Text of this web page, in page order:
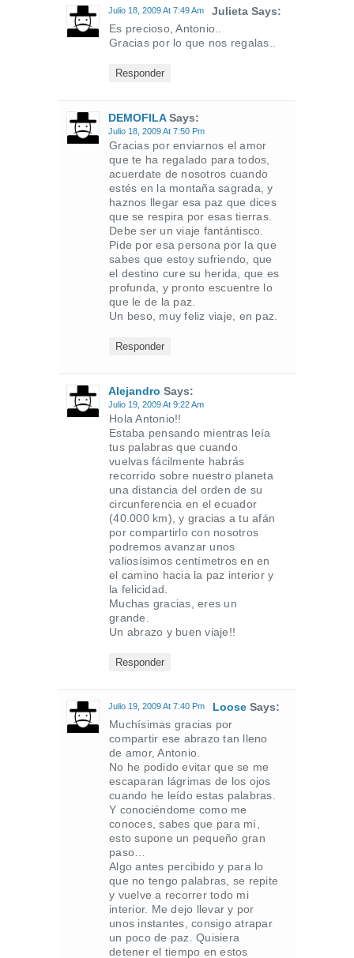
Julieta Says:
Julio 18, 2009 At 7:49 Am
Es precioso, Antonio..
Gracias por lo que nos regalas..
Responder
DEMOFILASays:
Julio 18, 2009 At 7:50 Pm
Gracias por enviarnos el amor
que te ha regalado para todos,
acuerdate de nosotros cuando
estés en la montaña sagrada, y
haznos llegar esa paz que dices
que se respira por esas tierras.
Debe ser un viaje fantántisco.
Pide por esa persona por la que
sabes que estoy sufriendo, que
el destino cure su herida, que es
profunda, y pronto escuentre lo
que le de la paz.
Un beso, muy feliz viaje, en paz.
Responder
Alejandro Says:
Julio 19, 2009 At 9:22 Am
Hola Antonio!!
Estaba pensando mientras leía
tus palabras que cuando
vuelvas fácilmente habrás
recorrido sobre nuestro planeta
una distancia del orden de su
circunferencia en el ecuador
(40.000 km), y gracias a tu afán
por compartirlo con nosotros
podremos avanzar unos
valiosísimos centímetros en en
el camino hacia la paz interior y
la felicidad.
Muchas gracias, eres un
grande.
Un abrazo y buen viaje!!
Responder
Loose Says:
Julio 19, 2009 At 7:40 Pm
Muchísimas gracias por
compartir ese abrazo tan lleno
de amor, Antonio.
No he podido evitar que se me
escaparan lágrimas de los ojos
cuando he leído estas palabras.
Y conociéndome como me
conoces, sabes que para mí,
esto supone un pequeño gran
paso…
Algo antes percibido y para lo
que no tengo palabras, se repite
y vuelve a recorrer todo mi
interior. Me dejo llevar y por
unos instantes, consigo atrapar
un poco de paz. Quisiera
detener el tiempo en estos